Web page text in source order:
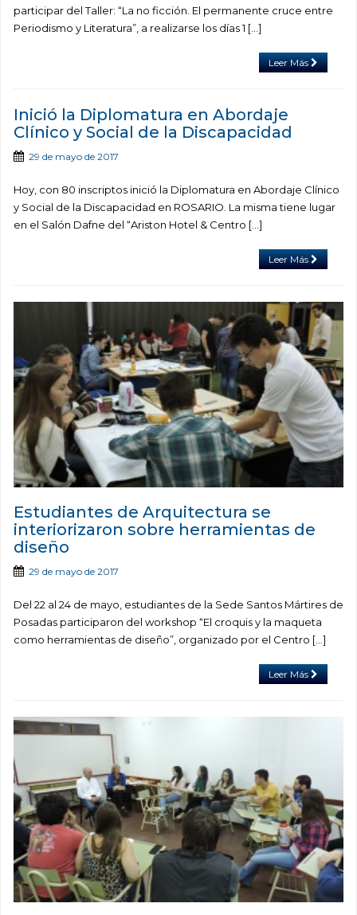
participar del Taller: “La no ficción. El permanente cruce entre
Periodismo y Literatura”, a realizarse los días 1 […]
Leer Más
Inició la Diplomatura en Abordaje
Clínico y Social de la Discapacidad
29 de mayo de 2017
Hoy, con 80 inscriptos inició la Diplomatura en Abordaje Clínico
y Social de la Discapacidad en ROSARIO. La misma tiene lugar
en el Salón Dafne del “Ariston Hotel & Centro […]
Leer Más
Estudiantes de Arquitectura se
interiorizaron sobre herramientas de
diseño
29 de mayo de 2017
Del 22 al 24 de mayo, estudiantes de la Sede Santos Mártires de
Posadas participaron del workshop “El croquis y la maqueta
como herramientas de diseño”, organizado por el Centro […]
Leer Más